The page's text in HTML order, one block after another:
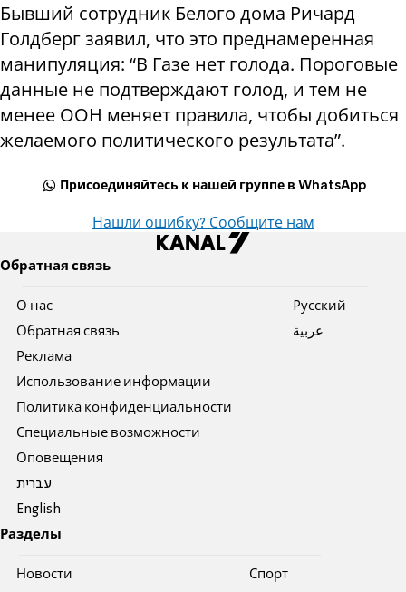
Бывший сотрудник Белого дома Ричард
Голдберг заявил, что это преднамеренная
манипуляция: “В Газе нет голода. Пороговые
данные не подтверждают голод, и тем не
менее ООН меняет правила, чтобы добиться
желаемого политического результата”.
Присоединяйтесь к нашей группе в WhatsApp
Нашли ошибку? Сообщите нам
Обратная связь
О нас
Обратная связь
Реклама
Использование информации
Политика конфиденциальности
Специальные возможности
Оповещения
עברית
English
Pусский
عربية
Разделы
Новости Спорт